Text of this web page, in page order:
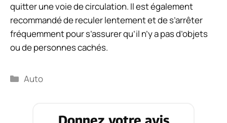
quitter une voie de circulation. Il est également
recommandé de reculer lentement et de s’arrêter
fréquemment pour s’assurer qu’il n’y a pas d’objets
ou de personnes cachés.
Catégories
Auto